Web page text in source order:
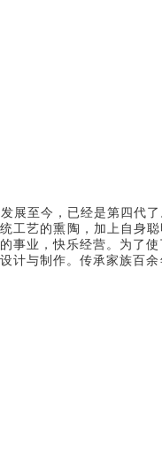
展至今，已经是第四代
工艺的熏陶，加上自身
事业，快乐经营。为了
计与制作。传承家族百